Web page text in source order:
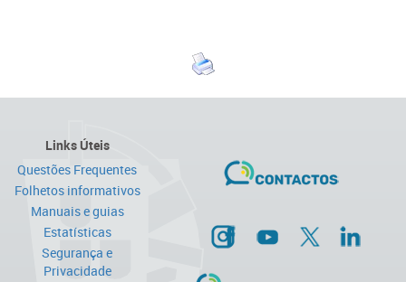
Links Úteis
Questões Frequentes
Folhetos informativos
Manuais e guias
Estatísticas
Segurança e
Privacidade